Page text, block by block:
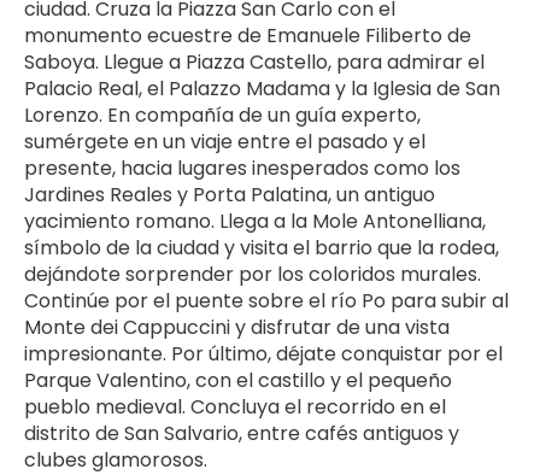
ciudad. Cruza la Piazza San Carlo con el
monumento ecuestre de Emanuele Filiberto de
Saboya. Llegue a Piazza Castello, para admirar el
Palacio Real, el Palazzo Madama y la Iglesia de San
Lorenzo. En compañía de un guía experto,
sumérgete en un viaje entre el pasado y el
presente, hacia lugares inesperados como los
Jardines Reales y Porta Palatina, un antiguo
yacimiento romano. Llega a la Mole Antonelliana,
símbolo de la ciudad y visita el barrio que la rodea,
dejándote sorprender por los coloridos murales.
Continúe por el puente sobre el río Po para subir al
Monte dei Cappuccini y disfrutar de una vista
impresionante. Por último, déjate conquistar por el
Parque Valentino, con el castillo y el pequeño
pueblo medieval. Concluya el recorrido en el
distrito de San Salvario, entre cafés antiguos y
clubes glamorosos.